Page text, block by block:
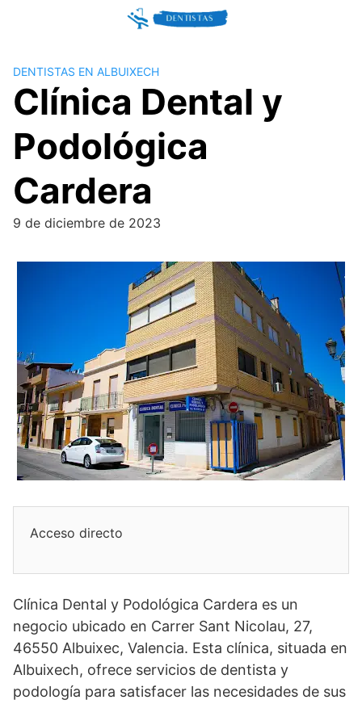
DENTISTAS EN ALBUIXECH
Clínica Dental y
Podológica
Cardera
9 de diciembre de 2023
Acceso directo
Clínica Dental y Podológica Cardera es un
negocio ubicado en Carrer Sant Nicolau, 27,
46550 Albuixec, Valencia. Esta clínica, situada en
Albuixech, ofrece servicios de dentista y
podología para satisfacer las necesidades de sus